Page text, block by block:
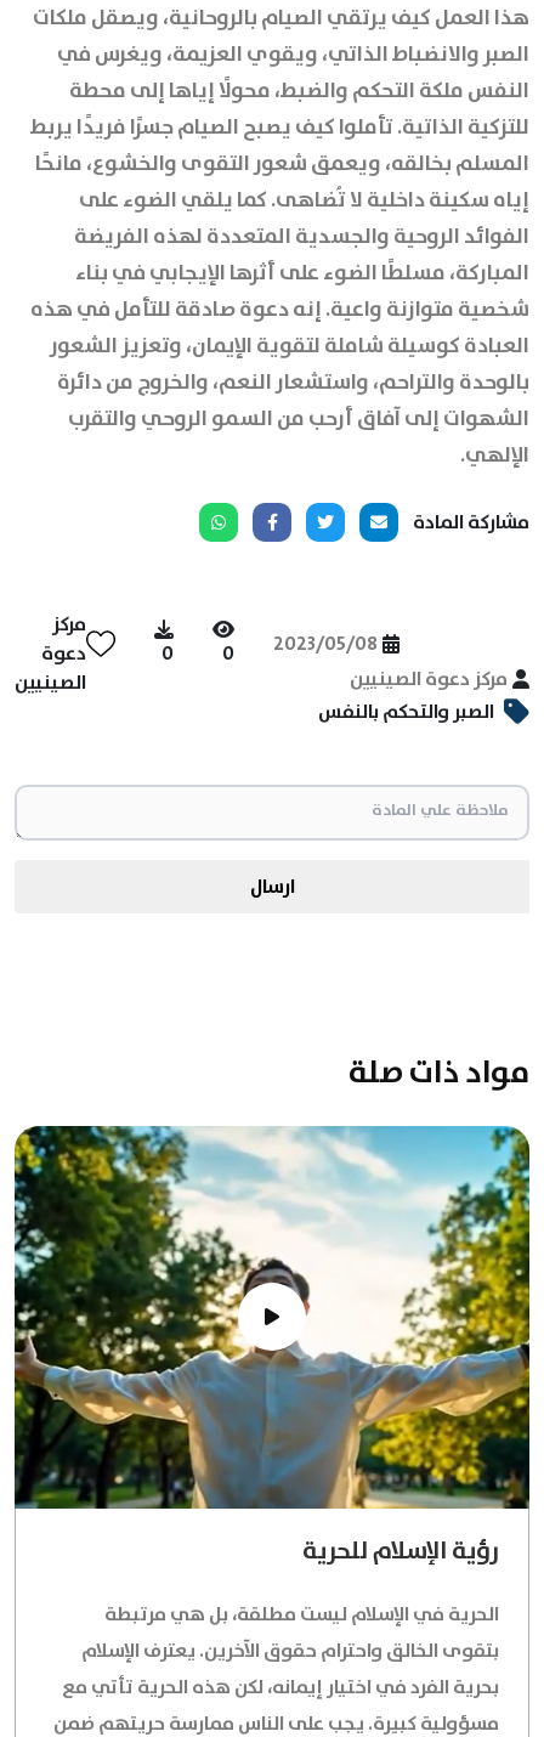
هذا العمل كيف يرتقي الصيام بالروحانية، ويصقل ملكات
الصبر والانضباط الذاتي، ويقوي العزيمة، ويغرس في
النفس ملكة التحكم والضبط، محولًا إياها إلى محطة
للتزكية الذاتية. تأملوا كيف يصبح الصيام جسرًا فريدًا يربط
المسلم بخالقه، ويعمق شعور التقوى والخشوع، مانحًا
إياه سكينة داخلية لا تُضاهى. كما يلقي الضوء على
الفوائد الروحية والجسدية المتعددة لهذه الفريضة
المباركة، مسلطًا الضوء على أثرها الإيجابي في بناء
شخصية متوازنة واعية. إنه دعوة صادقة للتأمل في هذه
العبادة كوسيلة شاملة لتقوية الإيمان، وتعزيز الشعور
بالوحدة والتراحم، واستشعار النعم، والخروج من دائرة
الشهوات إلى آفاق أرحب من السمو الروحي والتقرب
الإلهي.
مشاركة المادة
مركز دعوة الصينيين
2023/05/08
0
0
مركز
دعوة
الصينيين
الصبر والتحكم بالنفس
ارسال
مواد ذات صلة
رؤية الإسلام للحرية
الحرية في الإسلام ليست مطلقة، بل هي مرتبطة
بتقوى الخالق واحترام حقوق الآخرين. يعترف الإسلام
بحرية الفرد في اختيار إيمانه، لكن هذه الحرية تأتي مع
مسؤولية كبيرة. يجب على الناس ممارسة حريتهم ضمن